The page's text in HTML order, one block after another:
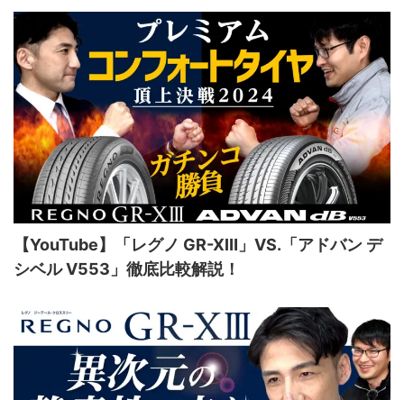
【YouTube】「レグノ GR-XⅢ」VS.「アドバン デ
シベル V553」徹底比較解説！